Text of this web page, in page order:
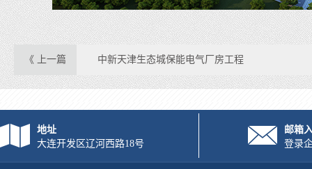
《 上一篇 中新天津生态城保能电气厂房工程
地址
大连开发区辽河西路18号
邮箱
登录